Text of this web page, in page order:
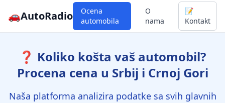
🚗AutoRadio
Ocena
automobila
O
nama
📝
Kontakt
❓ Koliko košta vaš automobil?
Procena cena u Srbij i Crnoj Gori
Naša platforma analizira podatke sa svih glavnih